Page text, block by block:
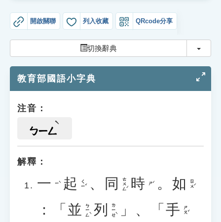
教學應用
貓頭鷹博士
開啟關聯 列入收藏 QRcode分享
切換辭典 切換
教育部國語小字典
注音：
ㄅㄧㄥ
解釋：
一 ㄧˋ 起 ㄑㄧˇ 、 同 ㄊㄨㄥˊ 時 ㄕˊ 。 如 ㄖㄨˊ
：「 並 ㄅㄧㄥˋ 列 ㄌㄧㄝˋ 」、「 手 ㄕㄡˇ